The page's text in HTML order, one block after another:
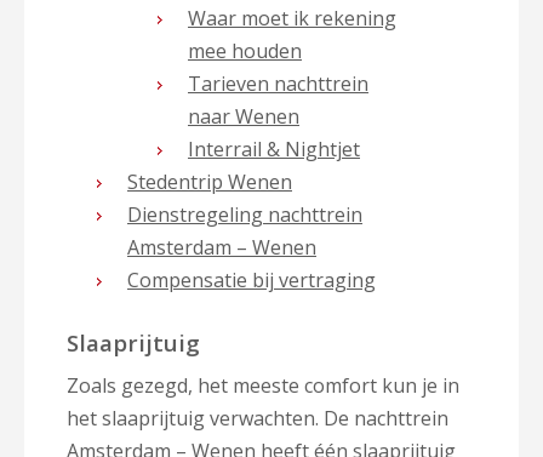
Waar moet ik rekening
mee houden
Tarieven nachttrein
naar Wenen
Interrail & Nightjet
Stedentrip Wenen
Dienstregeling nachttrein
Amsterdam – Wenen
Compensatie bij vertraging
Slaaprijtuig
Zoals gezegd, het meeste comfort kun je in
het slaaprijtuig verwachten. De nachttrein
Amsterdam – Wenen heeft één slaaprijtuig